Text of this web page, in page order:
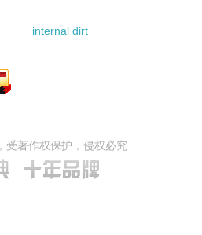
internal dirt
受著作权保护，侵权必究